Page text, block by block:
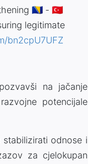
🇧🇦 - 🇹🇷
legitimate
bn2cpU7UFZ
na jačanje
potencijale
odnose i
za cjelokupan